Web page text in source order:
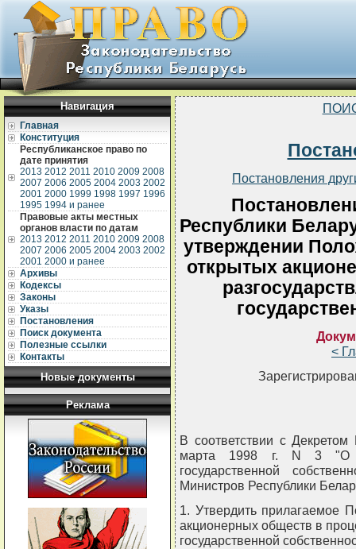
Навигация
Главная
Конституция
Республиканское право по
дате принятия
2013 2012 2011 2010 2009 2008
2007 2006 2005 2004 2003 2002
2001 2000 1999 1998 1997 1996
1995 1994 и ранее
Правовые акты местных
органов власти по датам
2013 2012 2011 2010 2009 2008
2007 2006 2005 2004 2003 2002
2001 2000 и ранее
Архивы
Кодексы
Законы
Указы
Постановления
Поиск документа
Полезные ссылки
Контакты
Новые документы
Реклама
Постановления
Республики
утверждении
открытых
<
В соответствии с
марта 1998 г. N 3 "О
государственной
Министров Республики
1. Утвердить прилагаемое
акционерных обществ в
государственной